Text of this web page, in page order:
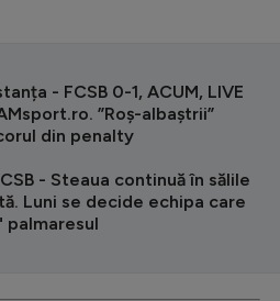
- FCSB 0-1, ACUM, LIVE
”Roș-albaștrii”
din penalty
- Steaua continuă în sălile
Luni se decide echipa care
palmaresul